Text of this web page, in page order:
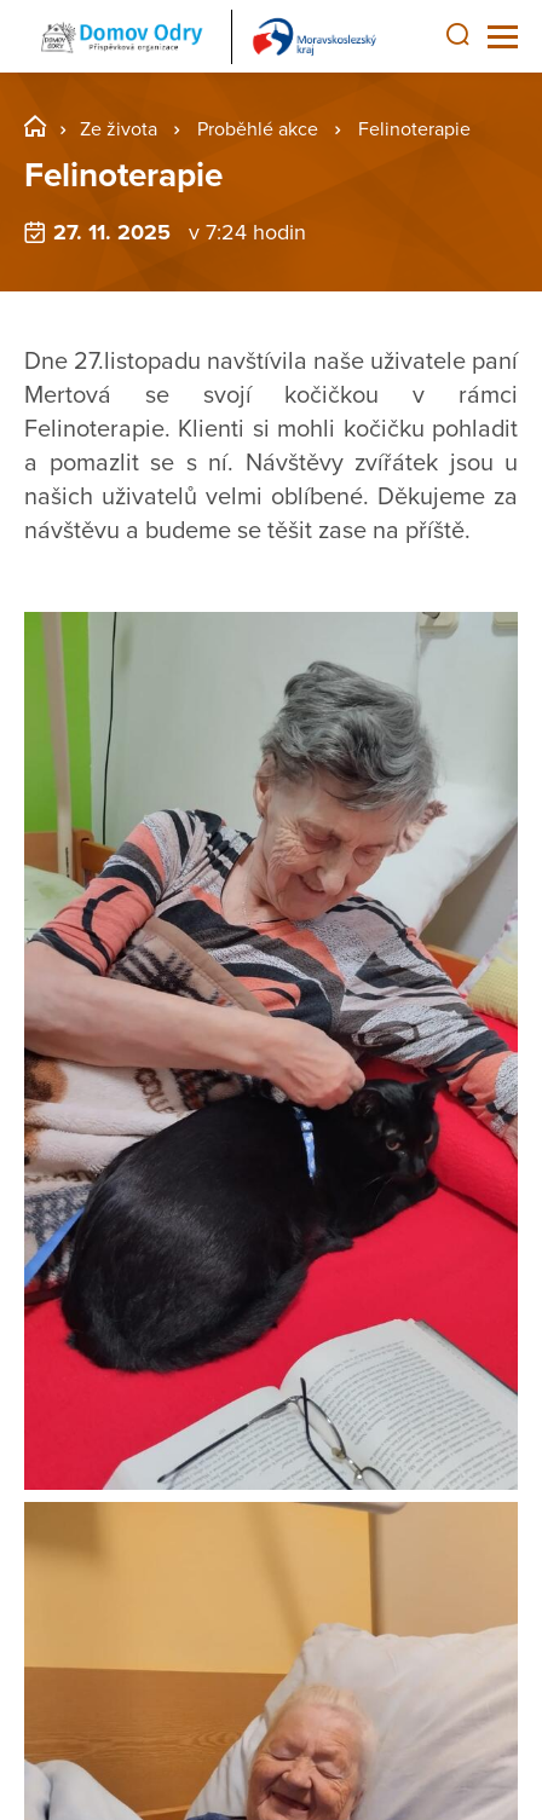
Ze života Proběhlé akce Felinoterapie
Felinoterapie
27. 11. 2025 v 7:24 hodin
Dne 27.listopadu navštívila naše uživatele paní
Mertová se svojí kočičkou v rámci
Felinoterapie. Klienti si mohli kočičku pohladit
a pomazlit se s ní. Návštěvy zvířátek jsou u
našich uživatelů velmi oblíbené. Děkujeme za
návštěvu a budeme se těšit zase na příště.